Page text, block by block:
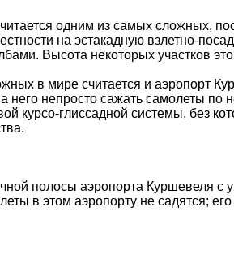
одним из самых сложных,
на эстакадную взлетно-
Высота некоторых участков
в мире считается и аэропорт
него непросто сажать самолеты по
курсо-глиссадной системы, без
полосы аэропорта Куршевеля с
в этом аэропорту не садятся;